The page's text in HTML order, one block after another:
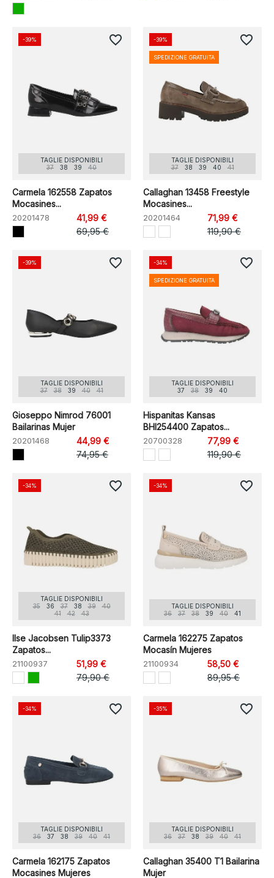
TAGLIE DISPONIBILI
37
38 39 40
Carmela 162558 Zapatos
Mocasines...
20201478
41,99 €
69,95 €
-39% favorite_border
TAGLIE DISPONIBILI
37
38 39 40 41
Callaghan 13458 Freestyle
Mocasines...
20201464
71,99 €
119,90 €
-39%
SPEDIZIONE GRATUITA
favorite_border
TAGLIE DISPONIBILI
37
38 39 40 41
Gioseppo Nimrod 76001
Bailarinas Mujer
20201468
44,99 €
74,95 €
-39% favorite_border
TAGLIE DISPONIBILI
37
38 39 40
Hispanitas Kansas
BHI254400 Zapatos...
20700328
77,99 €
119,90 €
-34%
SPEDIZIONE GRATUITA
favorite_border
TAGLIE DISPONIBILI
35
36 37 38 39
40
41
42 43
Ilse Jacobsen Tulip3373
Zapatos...
21100937
51,99 €
79,90 €
-34% favorite_border
TAGLIE DISPONIBILI
36
37 38 39 40 41
Carmela 162275 Zapatos
Mocasín Mujeres
21100934
58,50 €
89,95 €
-34% favorite_border
TAGLIE DISPONIBILI
36
37 38 39 40 41
Carmela 162175 Zapatos
Mocasines Mujeres
-34% favorite_border
TAGLIE DISPONIBILI
36
37 38 39 40 41
Callaghan 35400 T1 Bailarina
Mujer
-35% favorite_border